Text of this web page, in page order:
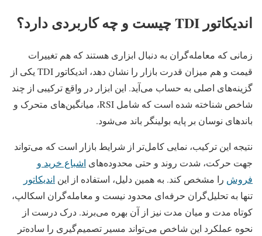
اندیکاتور TDI چیست و چه کاربردی دارد؟
زمانی که معامله‌گران به دنبال ابزاری هستند که هم تغییرات
قیمت و هم میزان قدرت بازار را نشان دهد، اندیکاتور TDI یکی از
گزینه‌های اصلی به حساب می‌آید. این ابزار در واقع ترکیبی از چند
شاخص شناخته‌ شده است که شامل RSI، میانگین‌های متحرک و
باندهای نوسان بر پایه بولینگر باند می‌شود.
نتیجه این ترکیب، نمایی کامل‌تر از شرایط بازار است که می‌تواند
جهت حرکت، شدت روند و حتی محدوده‌های اشباع خرید و
فروش را مشخص کند. به همین دلیل، استفاده از این اندیکاتور
تنها به تحلیل‌گران حرفه‌ای محدود نیست و معامله‌گران اسکالپ،
کوتاه‌ مدت و میان‌ مدت نیز از آن بهره می‌برند. درک درست از
نحوه عملکرد این شاخص می‌تواند مسیر تصمیم‌گیری را ساده‌تر